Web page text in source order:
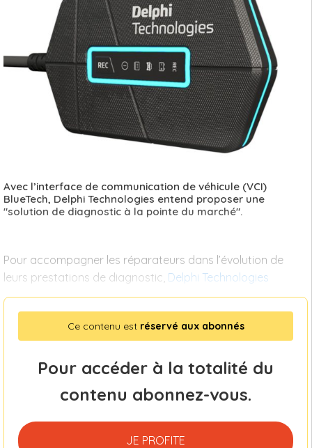
Avec l’interface de communication de véhicule (VCI)
BlueTech, Delphi Technologies entend proposer une
"solution de diagnostic à la pointe du marché".
Pour accompagner les réparateurs dans l’évolution de
leurs prestations de diagnostic, Delphi Technologies
Ce contenu est réservé aux abonnés
Pour accéder à la totalité du
contenu abonnez-vous.
JE PROFITE